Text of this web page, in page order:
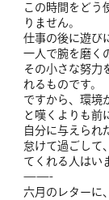
この時間をどう
りません。
仕事の後に遊び
一人で腕を磨く
その小さな努力
れるものです。
ですから、環境
と嘆くよりも前
自分に与えられ
怠けて過ごして
てくれる人はい
——-
六月のレターに